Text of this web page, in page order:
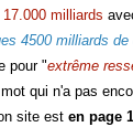
17.000 milliards
4500 milliards
pour "extrême
qui n'a pas
site est en page